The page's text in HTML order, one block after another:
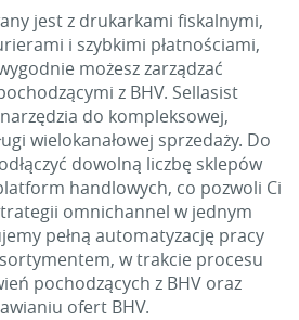
jest z drukarkami fiskalnymi,
i szybkimi płatnościami,
możesz zarządzać
z BHV. Sellasist
do kompleksowej,
wielokanałowej sprzedaży. Do
dowolną liczbę sklepów
handlowych, co pozwoli Ci
omnichannel w jednym
pełną automatyzację pracy
w trakcie procesu
pochodzących z BHV oraz
ofert BHV.